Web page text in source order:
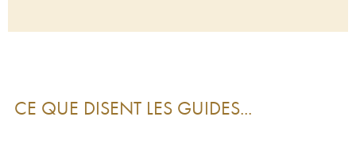
Château Gazin2009
CE QUE DISENT LES GUIDES...